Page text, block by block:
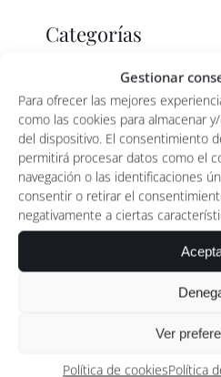
Gestionar
Para ofrecer las mejores
como las cookies para almacenar
del dispositivo. El consentimiento
permitirá procesar datos como el
navegación o las identificaciones
consentir o retirar el
negativamente a ciertas
Ver
Política de cookiesPolítica
Categorías